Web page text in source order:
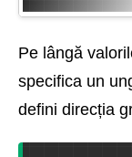
Pe lângă
specifica un
defini direcția